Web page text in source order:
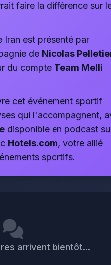
faire la différence sur
Iran est présenté par
de Nicolas
du compte Team Melli
cet événement sportif
qui l'accompagnent,
disponible en podcast
Hotels.com, votre allié
sportifs.
arrivent bientôt...